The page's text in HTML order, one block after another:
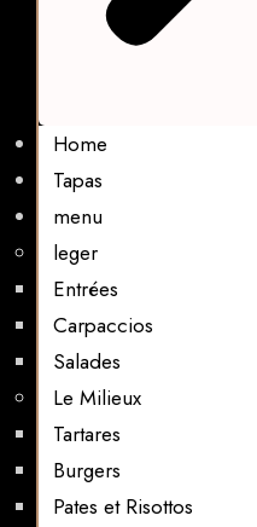
Home
Tapas
menu
leger
Entrées
Carpaccios
Salades
Le Milieux
Tartares
Burgers
Pates et Risottos